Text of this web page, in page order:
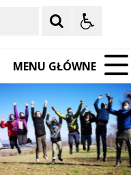
MENU GŁÓWNE